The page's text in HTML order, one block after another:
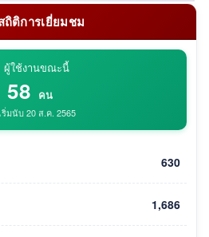
ถิติการเยี่ยมชม
ผู้ใช้งานขณะนี้
58 คน
เริ่มนับ 20 ส.ค. 2565
630
1,686